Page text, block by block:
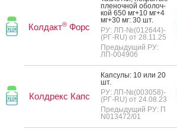
Колдакт® Форс
пле­ноч­ной обо­лоч­
кой 650 мг+10 мг+4
мг+30 мг: 30 шт.
РУ: ЛП-№(012644)-
(РГ-RU) от 28.11.25
Предыдущий РУ:
ЛП-004906
Колдрекс Капс
Кап­су­лы: 10 или 20
шт.
РУ: ЛП-№(003058)-
(РГ-RU) от 24.08.23
Предыдущий РУ: П
N013472/01